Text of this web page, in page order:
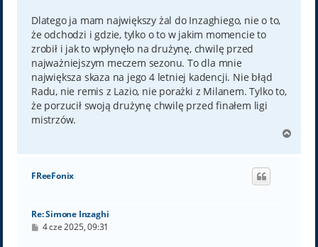
Dlatego ja mam największy żal do Inzaghiego, nie o to,
że odchodzi i gdzie, tylko o to w jakim momencie to
zrobił i jak to wpłynęło na drużynę, chwilę przed
najważniejszym meczem sezonu. To dla mnie
największa skaza na jego 4 letniej kadencji. Nie błąd
Radu, nie remis z Lazio, nie porażki z Milanem. Tylko to,
że porzucił swoją drużynę chwilę przed finałem ligi
mistrzów.
g
FReeFonix
Re: Simone Inzaghi
P4 cze 2025, 09:31